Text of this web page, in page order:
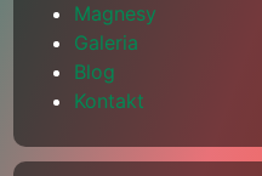
Magnesy
Galeria
Blog
Kontakt